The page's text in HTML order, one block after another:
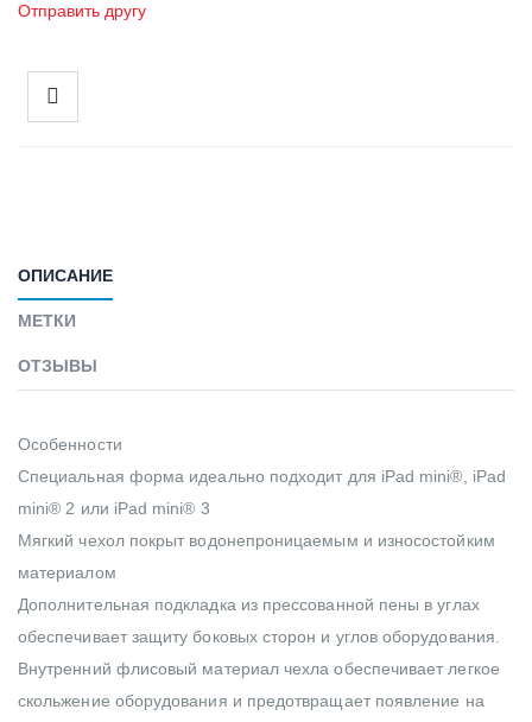
Отправить другу
ОПИСАНИЕ
МЕТКИ
ОТЗЫВЫ
Особенности
Специальная форма идеально подходит для iPad mini®, iPad
mini® 2 или iPad mini® 3
Мягкий чехол покрыт водонепроницаемым и износостойким
материалом
Дополнительная подкладка из прессованной пены в углах
обеспечивает защиту боковых сторон и углов оборудования.
Внутренний флисовый материал чехла обеспечивает легкое
скольжение оборудования и предотвращает появление на